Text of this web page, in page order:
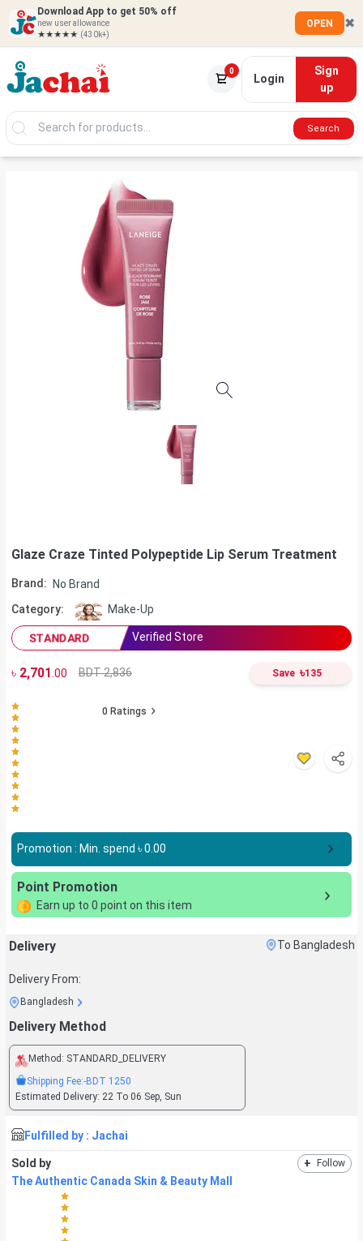
Download App to get 50% off
new user allowance
★★★★★ (430k+)
OPEN ✖
0
Login
Sign
up
Search
Glaze Craze Tinted Polypeptide Lip Serum Treatment
Brand: No Brand
Category:
Make-Up
STANDARD Verified Store
৳ 2,701 .00 BDT 2,836 Save ৳135
0 Ratings
Promotion : Min. spend ৳0.00
Point Promotion
Earn up to 0 point on this item
Delivery To Bangladesh
Delivery From:
Bangladesh
Delivery Method
Method: STANDARD_DELIVERY
Shipping Fee:-BDT 1250
Estimated Delivery: 22 To 06 Sep, Sun
Fulfilled by : Jachai
Sold by + Follow
The Authentic Canada Skin & Beauty Mall